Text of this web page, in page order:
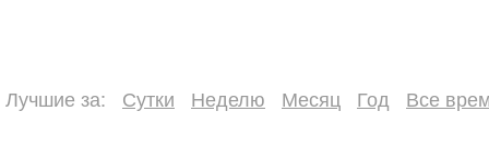
Лучшие за: Сутки Неделю Месяц Год Все